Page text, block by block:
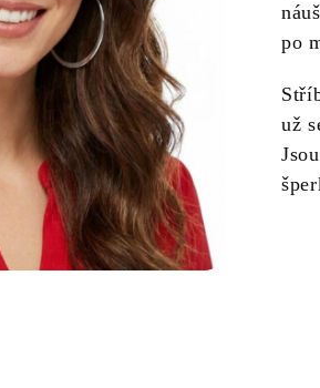
po
už